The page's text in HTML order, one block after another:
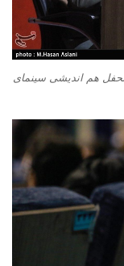
هم اندیشی سینمای